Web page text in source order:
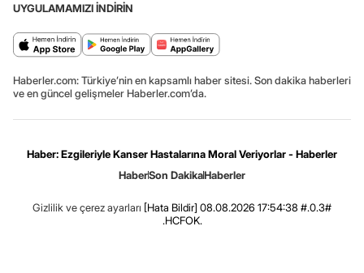
UYGULAMAMIZI İNDİRİN
Haberler.com: Türkiye’nin en kapsamlı haber sitesi. Son dakika haberleri
ve en güncel gelişmeler Haberler.com’da.
Haber: Ezgileriyle Kanser Hastalarına Moral Veriyorlar - Haberler
HaberSon DakikaHaberler
Gizlilik ve çerez ayarları [Hata Bildir] 08.08.2026 17:54:38 #.0.3#
.HCFOK.